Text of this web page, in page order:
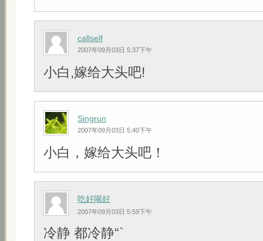
callself
2007年09月03日 5:37下午
小白,嫁给大头吧!
Singrun
2007年09月03日 5:40下午
小白，嫁给大头吧！
吃好喝好
2007年09月03日 5:59下午
冷静 都冷静“`